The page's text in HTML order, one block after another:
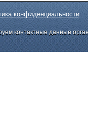
конфиденциальности
контактные данные